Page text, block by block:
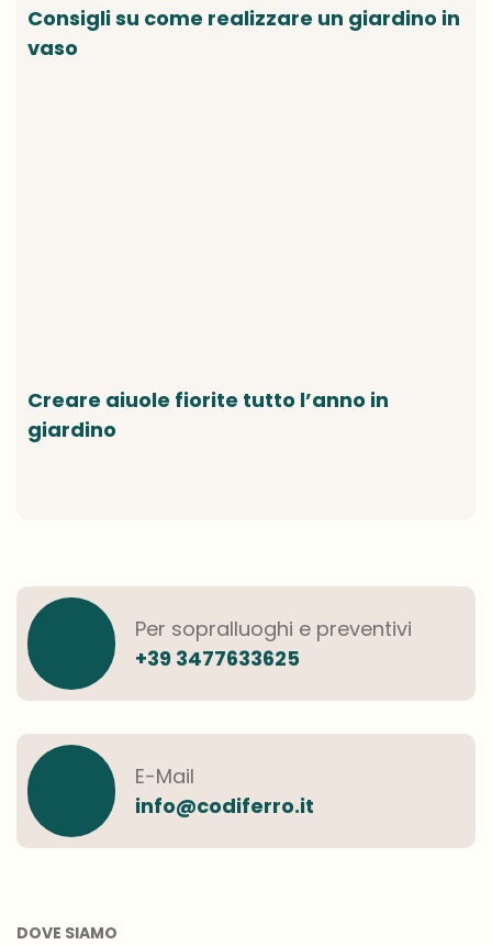
Consigli su come realizzare un giardino in
vaso
Creare aiuole fiorite tutto l’anno in
giardino
Per sopralluoghi e preventivi
+39 3477633625
E-Mail
info@codiferro.it
DOVE SIAMO